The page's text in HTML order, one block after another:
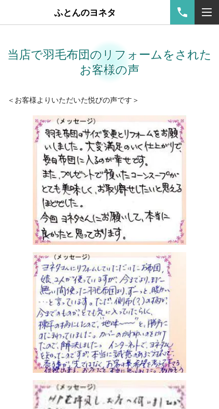
ふとんのヨネタ
当店で羽毛布団のリフォームをされた
お客様の声
＜お客様よりいただいた悦びの声です＞